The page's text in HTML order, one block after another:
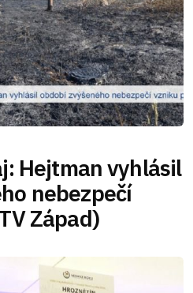
Hejtman vyhlásil
nebezpečí
Západ)